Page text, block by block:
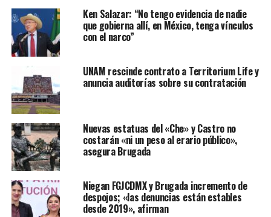
La mandataria capitalina recordó que en la década de
1970 aún había un gobierno que daba una concesión de
derechos sociales pero ejercía el autoritarismo, además
de una simulación de la democracia. En contraste,
mencionó que hoy hay un gobierno distinto producto de
movimientos sociales y estudiantiles donde participó; de
manera directa, citó su participación en el Movimiento
Estudiantil de 1986 en la Universidad Nacional
Autónoma de México (UNAM) contra la visión
neoliberalista del rector Jorge Carpizo, quien pretendía
aumentar las cuotas de inscripción
Te puede interesar:“Estoy
puesta para la encuesta”,
Ken Salazar: “No tengo evidencia de nadie
que gobierna allí, en México, tenga vínculos
con el narco”
UNAM rescinde contrato a Territorium Life y
anuncia auditorías sobre su contratación
Nuevas estatuas del «Che» y Castro no
costarán «ni un peso al erario público»,
asegura Brugada
Niegan FGJCDMX y Brugada incremento de
despojos; «las denuncias están estables
desde 2019», afirman